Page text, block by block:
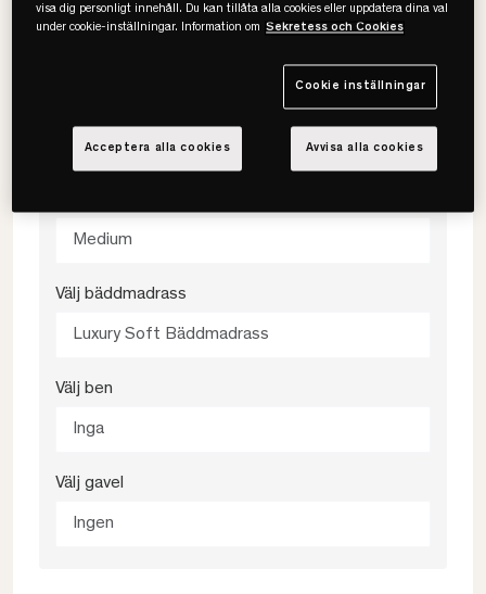
Beige
Medium
Välj bäddmadrass
Luxury Soft Bäddmadrass
Välj ben
Inga
Välj gavel
Ingen
visa dig personligt innehåll. Du kan tillåta alla cookies eller uppdatera dina val
under cookie-inställningar. Information om Sekretess och Cookies
Cookie inställningar
Avvisa alla cookies
Acceptera alla cookies